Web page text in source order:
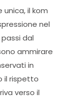
il kom
nel
dal
ammirare
in
il rispetto
verso il